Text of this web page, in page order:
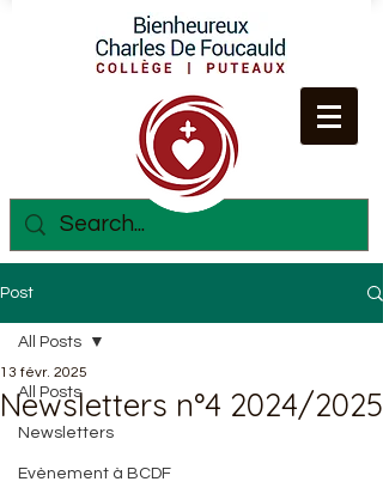
Post
All Posts
Newsletters
Evènement à BCDF
All Posts
Newsletters n°4 2024/2025
13 févr. 2025